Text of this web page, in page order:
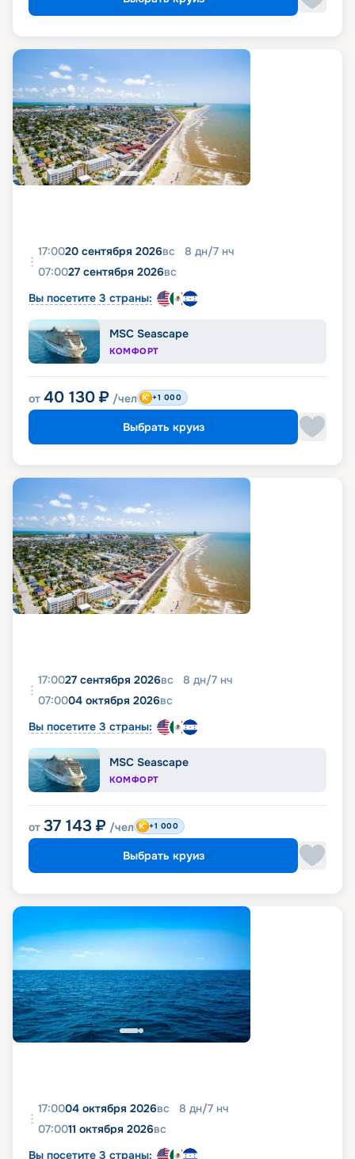
17:0020 сентября 2026вс 8 дн/7 нч
07:0027 сентября 2026вс
Вы посетите 3 страны:
MSC Seascape
КОМФОРТ
от 40 130 ₽ /чел +1 000
Выбрать круиз
17:0027 сентября 2026вс 8 дн/7 нч
07:0004 октября 2026вс
Вы посетите 3 страны:
MSC Seascape
КОМФОРТ
от 37 143 ₽ /чел +1 000
Выбрать круиз
17:0004 октября 2026вс 8 дн/7 нч
07:0011 октября 2026вс
Вы посетите 3 страны: